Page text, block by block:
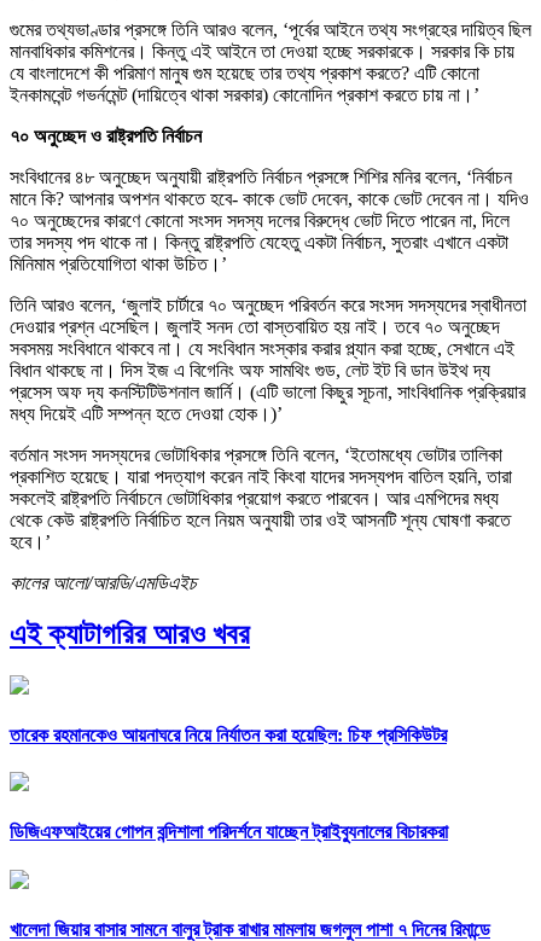
গুমের তথ্যভাণ্ডার প্রসঙ্গে তিনি আরও বলেন, ‘পূর্বের আইনে তথ্য সংগ্রহের দায়িত্ব ছিল
মানবাধিকার কমিশনের। কিন্তু এই আইনে তা দেওয়া হচ্ছে সরকারকে। সরকার কি চায়
যে বাংলাদেশে কী পরিমাণ মানুষ গুম হয়েছে তার তথ্য প্রকাশ করতে? এটি কোনো
ইনকামবেন্ট গভর্নমেন্ট (দায়িত্বে থাকা সরকার) কোনোদিন প্রকাশ করতে চায় না।’
৭০ অনুচ্ছেদ ও রাষ্ট্রপতি নির্বাচন
সংবিধানের ৪৮ অনুচ্ছেদ অনুযায়ী রাষ্ট্রপতি নির্বাচন প্রসঙ্গে শিশির মনির বলেন, ‘নির্বাচন
মানে কি? আপনার অপশন থাকতে হবে- কাকে ভোট দেবেন, কাকে ভোট দেবেন না। যদিও
৭০ অনুচ্ছেদের কারণে কোনো সংসদ সদস্য দলের বিরুদ্ধে ভোট দিতে পারেন না, দিলে
তার সদস্য পদ থাকে না। কিন্তু রাষ্ট্রপতি যেহেতু একটা নির্বাচন, সুতরাং এখানে একটা
মিনিমাম প্রতিযোগিতা থাকা উচিত।’
তিনি আরও বলেন, ‘জুলাই চার্টারে ৭০ অনুচ্ছেদ পরিবর্তন করে সংসদ সদস্যদের স্বাধীনতা
দেওয়ার প্রশ্ন এসেছিল। জুলাই সনদ তো বাস্তবায়িত হয় নাই। তবে ৭০ অনুচ্ছেদ
সবসময় সংবিধানে থাকবে না। যে সংবিধান সংস্কার করার প্ল্যান করা হচ্ছে, সেখানে এই
বিধান থাকছে না। দিস ইজ এ বিগেনিং অফ সামথিং গুড, লেট ইট বি ডান উইথ দ্য
প্রসেস অফ দ্য কনস্টিটিউশনাল জার্নি। (এটি ভালো কিছুর সূচনা, সাংবিধানিক প্রক্রিয়ার
মধ্য দিয়েই এটি সম্পন্ন হতে দেওয়া হোক।)’
বর্তমান সংসদ সদস্যদের ভোটাধিকার প্রসঙ্গে তিনি বলেন, ‘ইতোমধ্যে ভোটার তালিকা
প্রকাশিত হয়েছে। যারা পদত্যাগ করেন নাই কিংবা যাদের সদস্যপদ বাতিল হয়নি, তারা
সকলেই রাষ্ট্রপতি নির্বাচনে ভোটাধিকার প্রয়োগ করতে পারবেন। আর এমপিদের মধ্য
থেকে কেউ রাষ্ট্রপতি নির্বাচিত হলে নিয়ম অনুযায়ী তার ওই আসনটি শূন্য ঘোষণা করতে
হবে।’
কালের আলো/আরডি/এমডিএইচ
এই ক্যাটাগরির আরও খবর
তারেক রহমানকেও আয়নাঘরে নিয়ে নির্যাতন করা হয়েছিল: চিফ প্রসিকিউটর
ডিজিএফআইয়ের গোপন বন্দিশালা পরিদর্শনে যাচ্ছেন ট্রাইব্যুনালের বিচারকরা
খালেদা জিয়ার বাসার সামনে বালুর ট্রাক রাখার মামলায় জগলুল পাশা ৭ দিনের রিমান্ডে